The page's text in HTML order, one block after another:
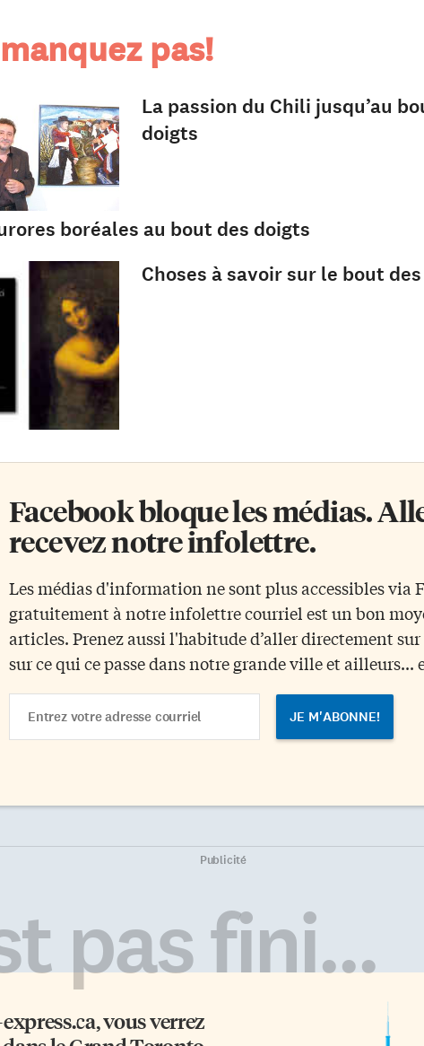
pas!
La passion du Chili jusqu’au
doigts
boréales au bout des doigts
Choses à savoir sur le bout
Facebook bloque les médias.
recevez notre infolettre.
Les médias d'information ne sont plus accessibles via
gratuitement à notre infolettre courriel est un bon
articles. Prenez aussi l'habitude d’aller directement
sur ce qui ce passe dans notre grande ville et ailleurs...
Address
Publicité
pas fini...
, vous verrez